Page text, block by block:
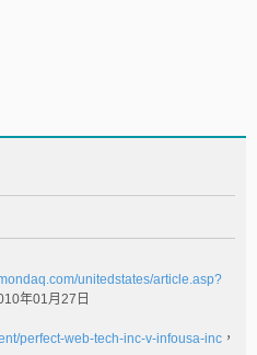
unitedstates/article.asp?
年01月27日
perfect-web-tech-inc-v-infousa-inc ，